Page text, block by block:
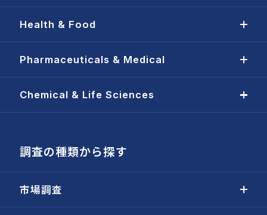
Health & Food
Pharmaceuticals & Medical
Chemical & Life Sciences
調査の種類から探す
市場調査